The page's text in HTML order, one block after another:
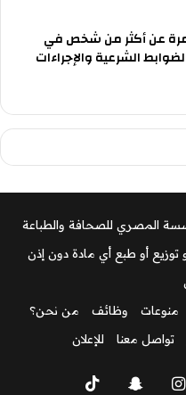
عن أكثر من شخص في
الشرعية والإجراءات
المصري للصحافة والطباعة
توزيع أو طبع أي مادة دون إذن
منوعات وظائف
من نحن؟
تواصل معنا للإعلان
انستقرامسناب